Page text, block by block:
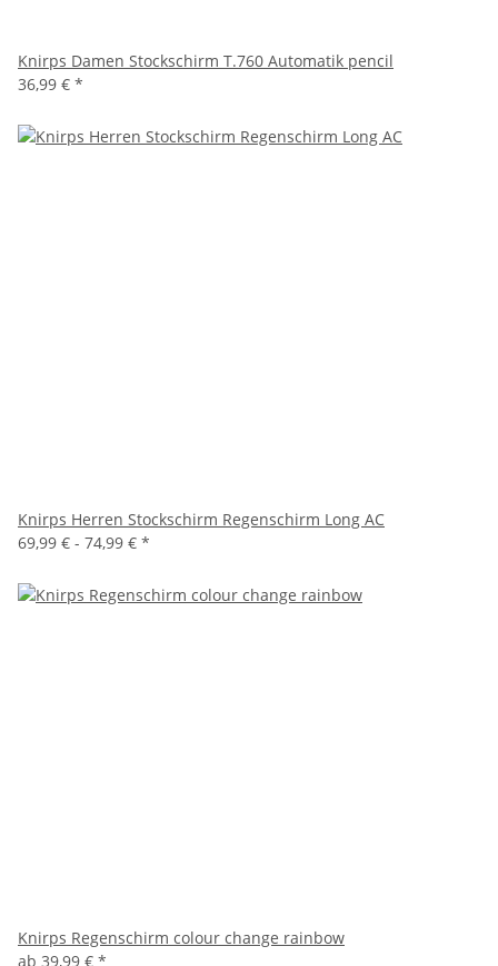
Knirps Damen Stockschirm T.760 Automatik pencil
36,99 € *
Knirps Herren Stockschirm Regenschirm Long AC
69,99 € - 74,99 € *
Knirps Regenschirm colour change rainbow
ab 39,99 € *